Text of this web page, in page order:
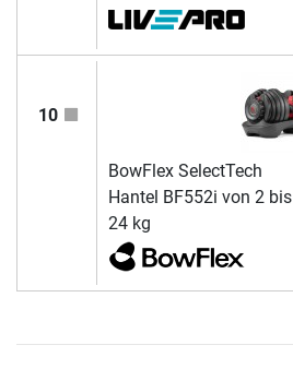
10
BowFlex SelectTech
Hantel BF552i von 2 bis
24 kg